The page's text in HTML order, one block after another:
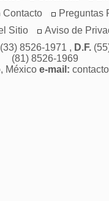
Contacto
Preguntas
Sitio
Aviso de
(33) 8526-1971 , D.F.
(81) 8526-1969
México e-mail: